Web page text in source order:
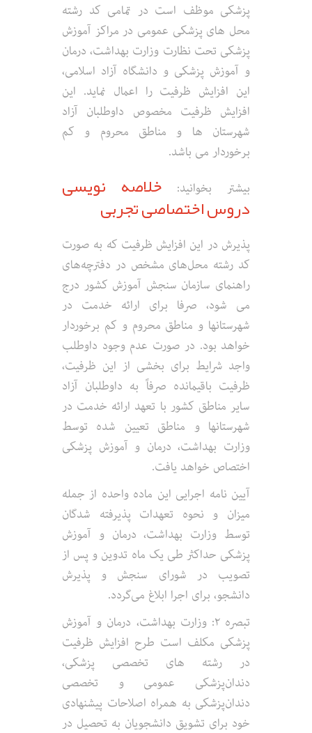
پزشکی موظف است در تمامی کد رشته
محل های پزشکی عمومی در مراکز آموزش
پزشکی تحت نظارت وزارت بهداشت، درمان
و آموزش پزشکی و دانشگاه آزاد اسلامی،
این افزایش ظرفیت را اعمال نماید. این
افزایش ظرفیت مخصوص داوطلبان آزاد
شهرستان ها و مناطق محروم و کم
برخوردار می باشد.
بیشتر بخوانید: خلاصه نویسی
دروس اختصاصی تجربی
پذیرش در این افزایش ظرفیت که به صورت
کد رشته محل‌های مشخص در دفترچه‌های
راهنمای سازمان سنجش آموزش کشور درج
می شود، صرفا برای ارائه خدمت در
شهرستانها و مناطق محروم و کم برخوردار
خواهد بود. در صورت عدم وجود داوطلب
واجد شرایط برای بخشی از این ظرفیت،
ظرفیت باقیمانده صرفاً به داوطلبان آزاد
سایر مناطق کشور با تعهد ارائه خدمت در
شهرستانها و مناطق تعیین شده توسط
وزارت بهداشت، درمان و آموزش پزشکی
اختصاص خواهد یافت.
آیین نامه اجرایی این ماده واحده از جمله
میزان و نحوه تعهدات پذیرفته شد‌گان
توسط وزارت بهداشت، درمان و آموزش
پزشکی حداکثر طی یک ماه تدوین و پس از
تصویب در شورای سنجش و پذیرش
دانشجو، برای اجرا ابلاغ می‌گردد.
تبصره ۲: وزارت بهداشت، درمان و آموزش
پزشکی مکلف است طرح افزایش ظرفیت
در رشته های تخصصی پزشکی،
دندان‌پزشکی عمومی و تخصصی
دندان‌پزشکی به همراه اصلاحات پیشنهادی
خود برای تشویق دانشجویان به تحصیل در